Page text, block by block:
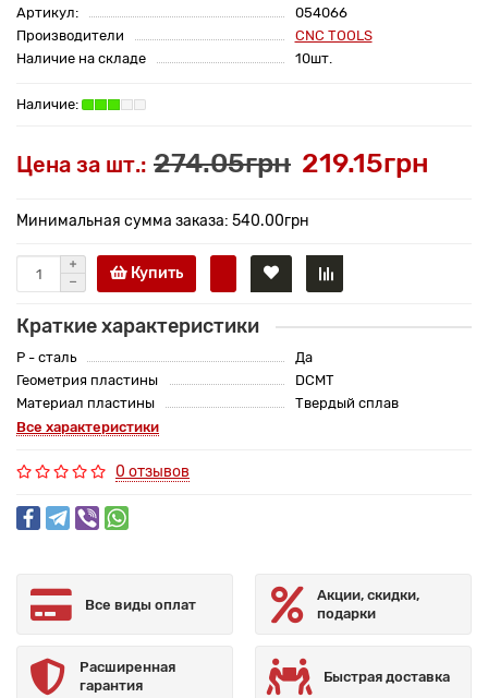
Артикул:
054066
Производители
CNC TOOLS
Наличие на складе
10шт.
Цена за шт.: 274.05грн 219.15грн
Минимальная сумма заказа: 540.00грн
Купить
Краткие характеристики
P - сталь
Да
Геометрия пластины
DCMT
Материал пластины
Твердый сплав
Все характеристики
0 отзывов
Все виды оплат
Акции, скидки,
подарки
Расширенная
гарантия
Быстрая доставка